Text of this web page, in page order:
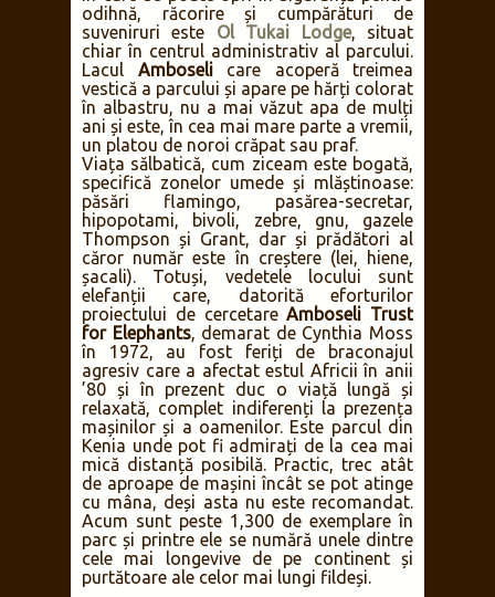
înconjurătoare. Rezultatul este o faună
sălbatică extrem de prosperă care poate
fi observată de pe drumurile parcului
(ieșirea de pe traseu se amendează cu
200USD!) sau de la observatorul special
amenajat pe un deal amplasat în nordul
laculuiKioko (singurul loc în care ni s-a
permis să descindem din mașini pentru a
face câțiva pași prin sălbăticie). Un alt loc
în care se poate opri în siguranță pentru
odihnă, răcorire și cumpărături de
suveniruri esteOl Tukai Lodge, situat
chiar în centrul administrativ al parcului.
LaculAmboselicare acoperă treimea
vestică a parcului și apare pe hărți colorat
în albastru, nu a mai văzut apa de mulți
ani și este, în cea mai mare parte a vremii,
un platou de noroi crăpat sau praf.
Viața sălbatică, cum ziceam este bogată,
specifică zonelor umede și mlăștinoase:
păsări flamingo, pasărea-secretar,
hipopotami, bivoli, zebre, gnu, gazele
Thompson și Grant, dar și prădători al
căror număr este în creștere (lei, hiene,
șacali). Totuși, vedetele locului sunt
elefanții care, datorită eforturilor
proiectului de cercetareAmboseli Trust
for Elephants, demarat de Cynthia Moss
în 1972, au fost feriți de braconajul
agresiv care a afectat estul Africii în anii
’80 și în prezent duc o viață lungă și